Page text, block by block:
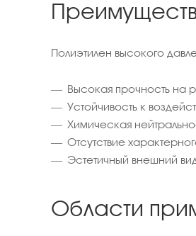
Полиэтилен высокого
Высокая прочность на
Устойчивость к
Химическая
Отсутствие
Эстетичный внешний
Области